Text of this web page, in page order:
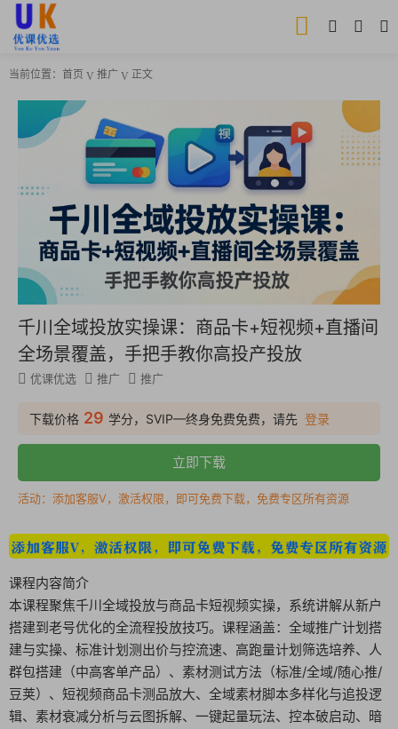
当前位置： 首页 推广 正文
千川全域投放实操课：商品卡+短视频+直播间
全场景覆盖，手把手教你高投产投放
优课优选 推广 推广
下载价格 29 学分，SVIP—终身免费免费，请先 登录
立即下载
活动：添加客服V，激活权限，即可免费下载，免费专区所有资源
课程内容简介
本课程聚焦千川全域投放与商品卡短视频实操，系统讲解从新户
搭建到老号优化的全流程投放技巧。课程涵盖：全域推广计划搭
建与实操、标准计划测出价与控流速、高跑量计划筛选培养、人
群包搭建（中高客单产品）、素材测试方法（标准/全域/随心推/
豆荚）、短视频商品卡测品放大、全域素材脚本多样化与追投逻
辑、素材衰减分析与云图拆解、一键起量玩法、控本破启动、暗